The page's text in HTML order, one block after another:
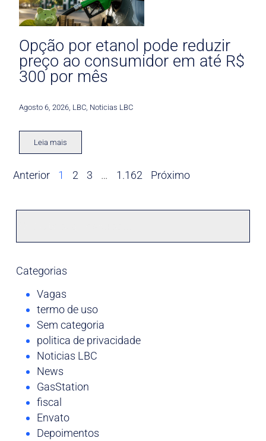
Opção por etanol pode reduzir
preço ao consumidor em até R$
300 por mês
Agosto 6, 2026 LBC Noticias LBC
Leia mais
Anterior 1 2 3 … 1.162 Próximo
Categorias
Vagas
termo de uso
Sem categoria
politica de privacidade
Noticias LBC
News
GasStation
fiscal
Envato
Depoimentos